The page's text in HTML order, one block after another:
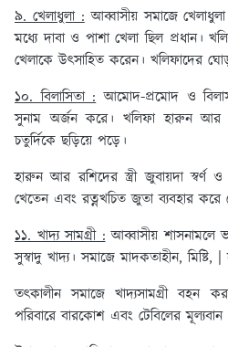
৯. খেলাধুলা :আব্বাসীয় সমাজে
মধ্যে দাবা ও পাশা খেলা ছিল প্রধান।
খেলাকে উৎসাহিত করেন। খলিফাদের
১০. বিলাসিতা :আমোদ-প্রমোদ ও
সুনাম অর্জন করে। খলিফা হারুন আর
চতুর্দিকে ছড়িয়ে পড়ে।
হারুন আর রশিদের স্ত্রী জুবায়দা স্বর্ণ
খেতেন এবং রত্নখচিত জুতা ব্যবহার করে
১১. খাদ্য সামগ্রী :আব্বাসীয় শাসনামলে
সুস্বাদু খাদ্য। সমাজে মাদকতাহীন,
তৎকালীন সমাজে খাদ্যসামগ্রী বহন
পরিবারে বারকোশ এবং টেবিলের